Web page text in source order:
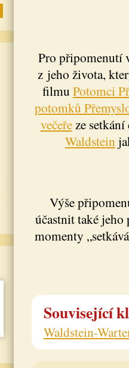
Pro připomenutí
z jeho života,
filmu Potomci
potomků
večeřeze setkání
Waldstein
Výše
účastnit také jeho
momenty
Související
Waldstein-